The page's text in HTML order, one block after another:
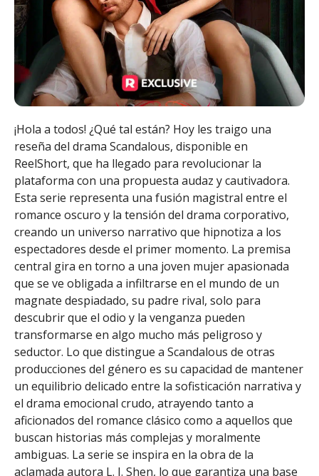
¡Hola a todos! ¿Qué tal están? Hoy les traigo una
reseña del drama Scandalous, disponible en
ReelShort, que ha llegado para revolucionar la
plataforma con una propuesta audaz y cautivadora.
Esta serie representa una fusión magistral entre el
romance oscuro y la tensión del drama corporativo,
creando un universo narrativo que hipnotiza a los
espectadores desde el primer momento. La premisa
central gira en torno a una joven mujer apasionada
que se ve obligada a infiltrarse en el mundo de un
magnate despiadado, su padre rival, solo para
descubrir que el odio y la venganza pueden
transformarse en algo mucho más peligroso y
seductor. Lo que distingue a Scandalous de otras
producciones del género es su capacidad de mantener
un equilibrio delicado entre la sofisticación narrativa y
el drama emocional crudo, atrayendo tanto a
aficionados del romance clásico como a aquellos que
buscan historias más complejas y moralmente
ambiguas. La serie se inspira en la obra de la
aclamada autora L. J. Shen, lo que garantiza una base